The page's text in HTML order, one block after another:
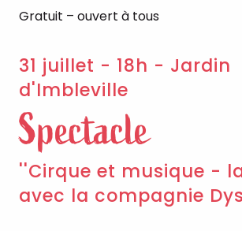
Gratuit – ouvert à tous
31 juillet - 18h - Jardin
d'Imbleville
Spectacle
''Cirque et musique -
avec la compagnie